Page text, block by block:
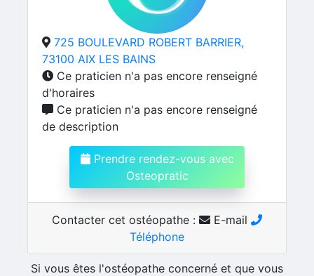
725 BOULEVARD ROBERT BARRIER,
73100 AIX LES BAINS
Ce praticien n'a pas encore renseigné
d'horaires
Ce praticien n'a pas encore renseigné
de description
Prendre rendez-vous avec
Osteopratic
Contacter cet ostéopathe :
E-mail
Téléphone
Si vous êtes l'ostéopathe concerné et que vous